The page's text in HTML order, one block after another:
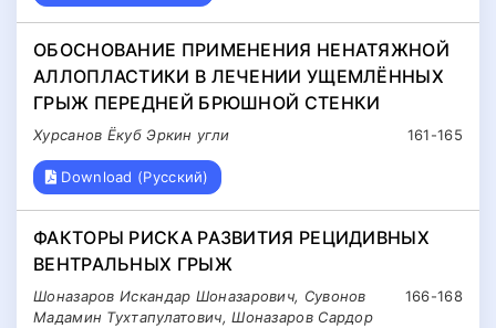
ОБОСНОВАНИЕ ПРИМЕНЕНИЯ НЕНАТЯЖНОЙ
АЛЛОПЛАСТИКИ В ЛЕЧЕНИИ УЩЕМЛЁННЫХ
ГРЫЖ ПЕРЕДНЕЙ БРЮШНОЙ СТЕНКИ
161-165
Хурсанов Ёкуб Эркин угли
Download (Русский)
ФАКТОРЫ РИСКА РАЗВИТИЯ РЕЦИДИВНЫХ
ВЕНТРАЛЬНЫХ ГРЫЖ
166-168
Шоназаров Искандар Шоназарович, Сувонов
Мадамин Тухтапулатович, Шоназаров Сардор